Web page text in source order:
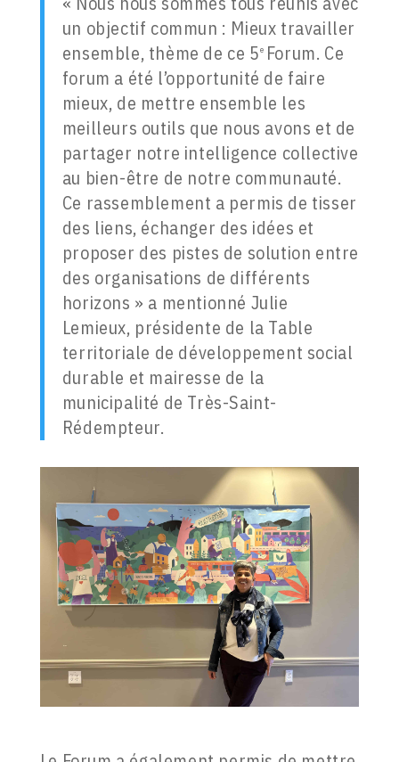
un objectif commun : Mieux travailler
ensemble, thème de ce 5e Forum. Ce
forum a été l’opportunité de faire
mieux, de mettre ensemble les
meilleurs outils que nous avons et de
partager notre intelligence collective
au bien-être de notre communauté.
Ce rassemblement a permis de tisser
des liens, échanger des idées et
proposer des pistes de solution entre
des organisations de différents
horizons » a mentionné Julie
Lemieux, présidente de la Table
territoriale de développement social
durable et mairesse de la
municipalité de Très-Saint-
Rédempteur.